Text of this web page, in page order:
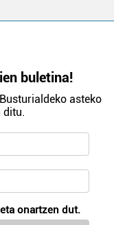
buletina!
asteko
ditu.
onartzen dut.